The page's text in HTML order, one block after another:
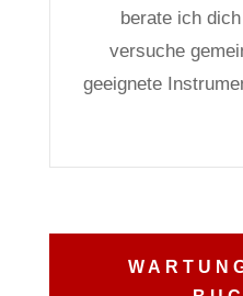
berate ich
versuche
geeignete